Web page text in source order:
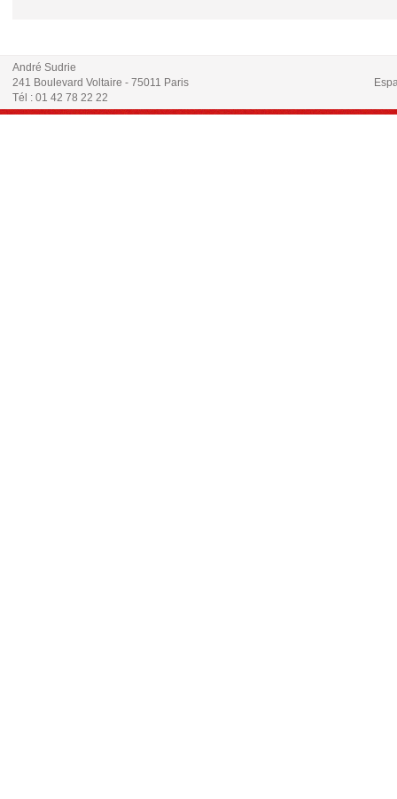
André Sudrie
241 Boulevard Voltaire - 75011 Paris
Tél : 01 42 78 22 22